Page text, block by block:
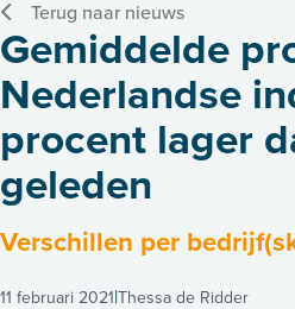
Terug naar nieuws
Gemiddelde
Nederlandse
procent lager
geleden
Verschillen per
11 februari 2021 Thessa de Ridder